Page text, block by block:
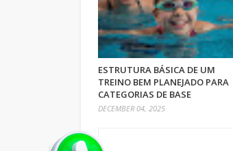
ESTRUTURA BÁSICA DE UM
TREINO BEM PLANEJADO PARA
CATEGORIAS DE BASE
DECEMBER 04, 2025